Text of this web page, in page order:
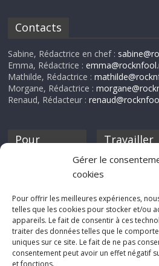
Gérer le
cookies
Pour offrir les meilleures expériences,
telles que les cookies pour stocker et/ou
appareils. Le fait de consentir à ces
traiter des données telles que le
uniques sur ce site. Le fait de ne pas
consentement peut avoir un effet négatif
et fonctions.
Contacts
Sabine, Rédactrice en chef :
Emma, Rédactrice :
Mathilde, Rédactrice :
Morgane, Rédactrice :
Renaud, Rédacteur :
Pour
discothèque
Travailler
Si tu souhaites
Rocknfool,
pas à nous
tes chroniques
concerts, de
séries ou des
d'humeur :